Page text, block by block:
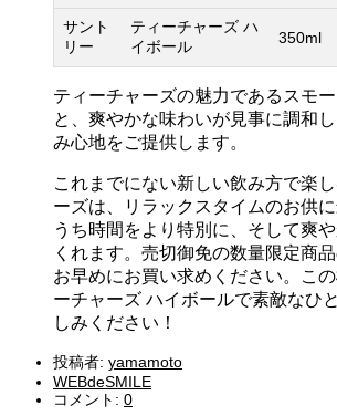
サント
リー
ティーチャーズ ハ
イボール
350ml
ティーチャーズの魅力であるスモ
と、爽やかな味わいが見事に調和
み心地をご提供します。
これまでにない新しい飲み方で楽
ーズは、リラックスタイムのお供
うち時間をより特別に、そして爽
くれます。売切御免の数量限定商
お早めにお買い求めください。こ
ーチャーズ ハイボールで素敵なひ
しみください！
投稿者: yamamoto
WEBdeSMILE
コメント: 0